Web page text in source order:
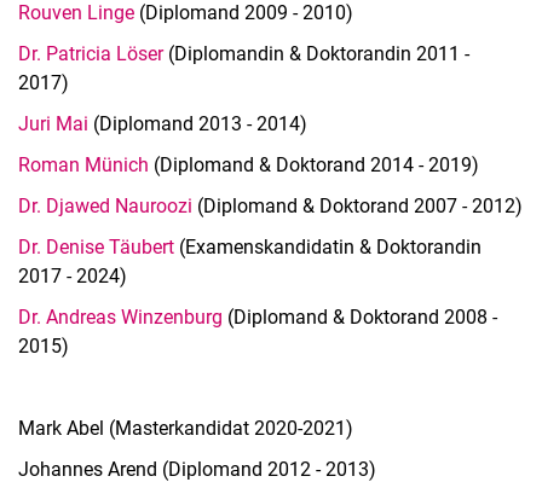
Rouven Linge (Diplomand 2009 - 2010)
Dr. Patricia Löser (Diplomandin & Doktorandin 2011 -
2017)
Juri Mai (Diplomand 2013 - 2014)
Roman Münich (Diplomand & Doktorand 2014 - 2019)
Dr. Djawed Nauroozi (Diplomand & Doktorand 2007 - 2012)
Dr. Denise Täubert (Examenskandidatin & Doktorandin
2017 - 2024)
Dr. Andreas Winzenburg (Diplomand & Doktorand 2008 -
2015)
Mark Abel (Masterkandidat 2020-2021)
Johannes Arend (Diplomand 2012 - 2013)